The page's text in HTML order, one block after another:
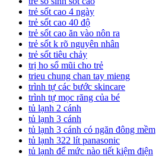
trẻ sốt cao 4 ngày
trẻ sốt cao 40 độ
trẻ sốt cao ăn vào nôn ra
trẻ sốt k rõ nguyên nhân
trẻ sốt tiêu chảy
trị ho sổ mũi cho trẻ
trieu chung chan tay mieng
trình tự các bước skincare
trình tự mọc răng của bé
tủ lạnh 2 cánh
tủ lạnh 3 cánh
tủ lạnh 3 cánh có ngăn đông mềm
tủ lạnh 322 lít panasonic
tủ lạnh để mức nào tiết kiệm điện